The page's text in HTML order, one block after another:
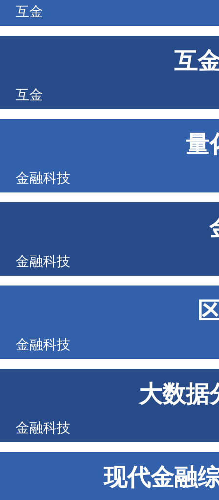
互金
互
互金
量
金融科技
金融科技
金融科技
大数据
金融科技
现代金融